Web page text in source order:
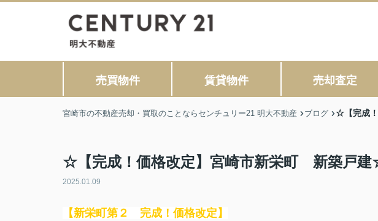
売買物件 賃貸物件 売却査定
宮崎市の不動産売却・買取のことならセンチュリー21 明大不動産 ブログ ☆【完成
☆【完成！価格改定】宮崎市新栄町 新築戸
2025.01.09
【新栄町第２ 完成！価格改定】